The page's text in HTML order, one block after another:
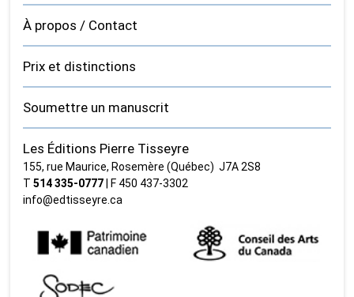
À propos / Contact
Prix et distinctions
Soumettre un manuscrit
Les Éditions Pierre Tisseyre
155, rue Maurice, Rosemère (Québec) J7A 2S8
T514 335‑0777 | F 450 437‑3302
info@edtisseyre.ca